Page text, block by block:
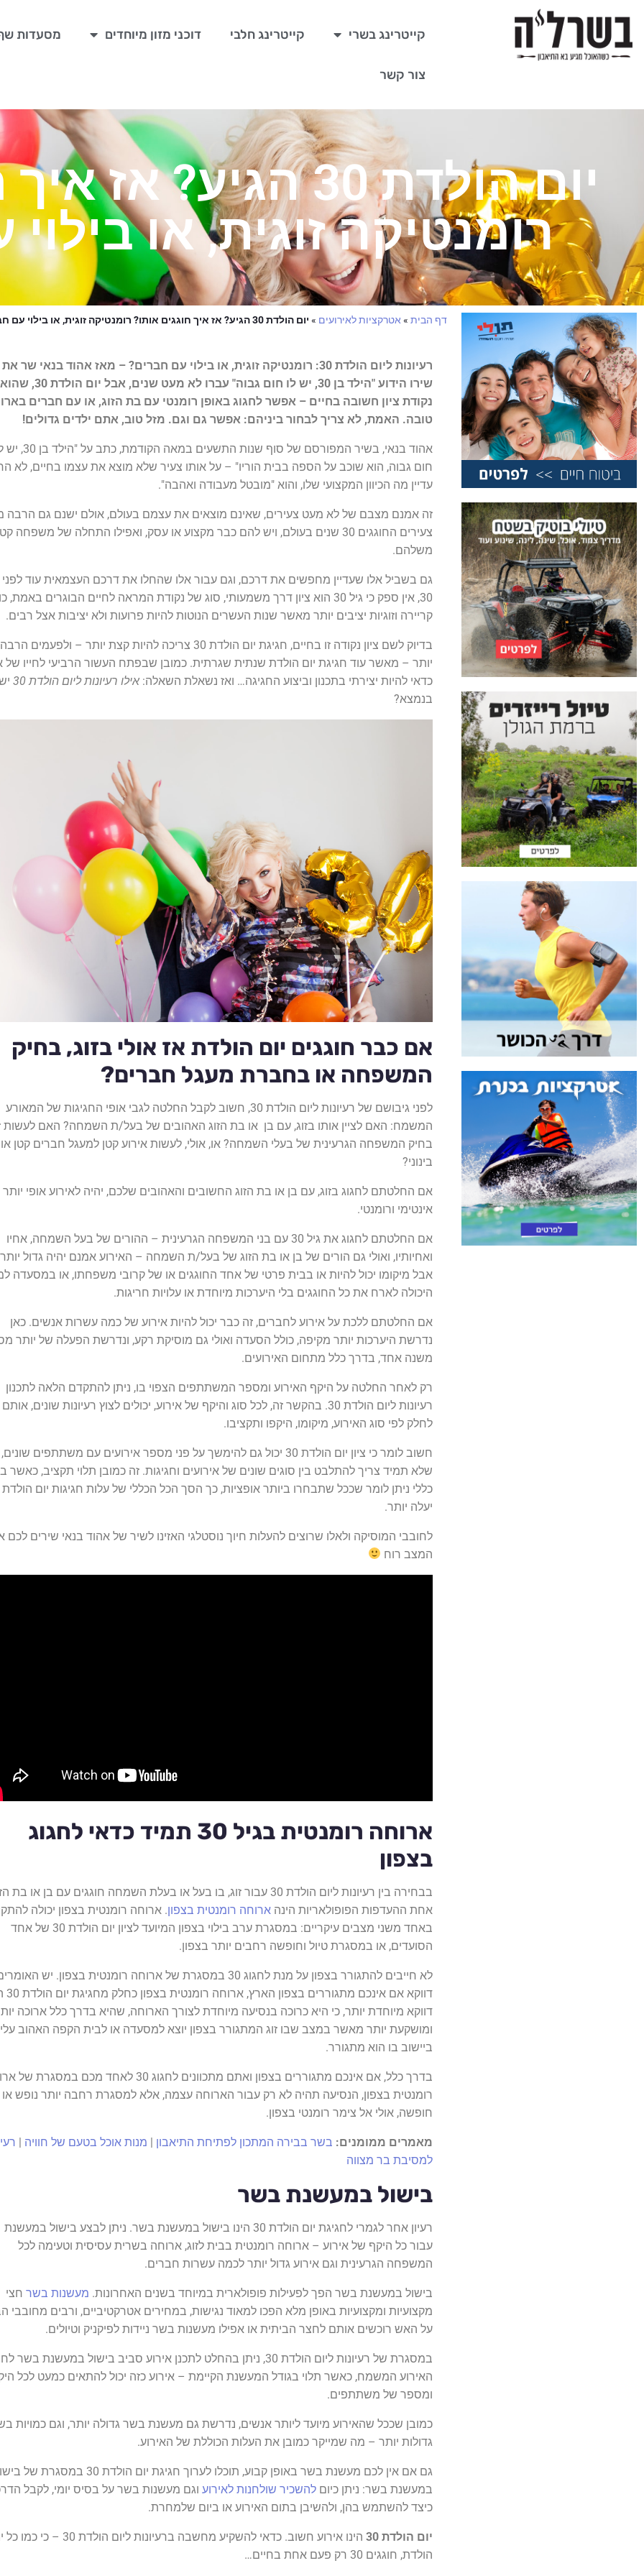
קייטרינג בשרי קייטרינג חלבי דוכני מזון מיוחדים מסעדות
צור קשר
יום הולדת 30 הגיע?
רומנטיקה זוגית, או
דף הבית» אטרקציות לאירועים » יום הולדת 30 הגיע? אז איך חוגגים אותו? רומנטיקה זוגית, או בילוי עם חברים?
רעיונות ליום הולדת 30: רומנטיקה זוגית, או בילוי עם חברים? –
מאז אהוד בנאי שר את
שירו הידוע "הילד בן 30, יש לו חום גבוה" עברו לא מעט שנים, אבל יום הולדת 30, שהוא
נקודת ציון חשובה בחיים – אפשר לחגוג באופן רומנטי עם בת הזוג, או עם חברים
טובה. האמת, לא צריך לבחור ביניהם: אפשר גם וגם. מזל טוב, אתם ילדים גדולים!
אהוד בנאי, בשיר המפורסם של סוף שנות התשעים במאה הקודמת, כתב
חום גבוה, הוא שוכב על הספה בבית הוריו" – על אותו צעיר שלא מוצא את עצמו בחיים, לא
עדיין מה הכיוון המקצועי שלו, והוא "מובטל מעבודה ואהבה".
זה אמנם מצבם של לא מעט צעירים, שאינם מוצאים את עצמם בעולם, אולם ישנם גם הרבה
צעירים החוגגים 30 שנים בעולם, ויש להם כבר מקצוע או עסק, ואפילו התחלה של משפחה
משלהם.
גם בשביל אלו שעדיין מחפשים את דרכם, וגם עבור אלו שהחלו את דרכם העצמאית עוד לפני
30, אין ספק כי גיל 30 הוא ציון דרך משמעותי, סוג של נקודת המראה לחיים הבוגרים באמת,
קריירה וזוגיות יציבים יותר מאשר שנות העשרים הנוטות להיות פרועות ולא יציבות אצל רבים.
בדיוק לשם ציון נקודה זו בחיים, חגיגת יום הולדת 30 צריכה להיות קצת יותר – ולפעמים הרבה
יותר – מאשר עוד חגיגת יום הולדת שנתית שגרתית. כמובן שבפתח העשור הרביעי לחייו של
כדאי להיות יצירתי בתכנון וביצוע החגיגה… ואז נשאלת השאלה: אילו רעיונות ליום הולדת 30
בנמצא?
אם כבר חוגגים יום הולדת אז אולי בזוג, בחיק
המשפחה או בחברת מעגל חברים?
לפני גיבושם של רעיונות ליום הולדת 30, חשוב לקבל החלטה לגבי אופי החגיגות של המאורע
המשמח: האם לציין אותו בזוג, עם בן או בת הזוג האהובים של בעל/ת השמחה? האם לעשות
בחיק המשפחה הגרעינית של בעלי השמחה? או, אולי, לעשות אירוע קטן למעגל חברים קטן או
בינוני?
אם החלטתם לחגוג בזוג, עם בן או בת הזוג החשובים והאהובים שלכם, יהיה לאירוע אופי יותר
אינטימי ורומנטי.
אם החלטתם לחגוג את גיל 30 עם בני המשפחה הגרעינית – ההורים של בעל השמחה, אחיו
ואחיותיו, ואולי גם הורים של בן או בת הזוג של בעל/ת השמחה – האירוע אמנם יהיה גדול
אבל מיקומו יכול להיות או בבית פרטי של אחד החוגגים או של קרובי משפחתו, או במסעדה
היכולה לארח את כל החוגגים בלי היערכות מיוחדת או עלויות חריגות.
אם החלטתם ללכת על אירוע לחברים, זה כבר יכול להיות אירוע של כמה עשרות אנשים. כאן
נדרשת היערכות יותר מקיפה, כולל הסעדה ואולי גם מוסיקת רקע, ונדרשת הפעלה של יותר
משנה אחד, בדרך כלל מתחום האירועים.
רק לאחר החלטה על היקף האירוע ומספר המשתתפים הצפוי בו, ניתן להתקדם הלאה לתכנון
רעיונות ליום הולדת 30. בהקשר זה, לכל סוג והיקף של אירוע, יכולים לצוץ רעיונות שונים,
לחלק לפי סוג האירוע, מיקומו, היקפו ותקציבו.
חשוב לומר כי ציון יום הולדת 30 יכול גם להימשך על פני מספר אירועים עם משתתפים
שלא תמיד צריך להתלבט בין סוגים שונים של אירועים וחגיגות. זה כמובן תלוי תקציב, כאשר
יעלה יותר.
לחובבי המוסיקה ולאלו שרוצים להעלות חיוך נוסטלגי האזינו לשיר של אהוד בנאי שירים לכם
המצב רוח
ארוחה רומנטית בגיל 30 תמיד כדאי לחגוג
בצפון
בבחירה בין רעיונות ליום הולדת 30 עבור זוג, בו בעל או בעלת השמחה חוגגים עם בן או בת
אחת ההעדפות הפופולאריות הינה ארוחה רומנטית בצפון. ארוחה רומנטית בצפון יכולה
באחד משני מצבים עיקריים: במסגרת ערב בילוי בצפון המיועד לציון יום הולדת 30 של אחד
הסועדים, או במסגרת טיול וחופשה רחבים יותר בצפון.
לא חייבים להתגורר בצפון על מנת לחגוג 30 במסגרת של ארוחה רומנטית בצפון. יש
דווקא אם אינכם
דווקא מיוחדת יותר, כי היא כרוכה בנסיעה מיוחדת לצורך הארוחה, שהיא בדרך כלל ארוכה
ומושקעת יותר מאשר במצב שבו זוג המתגורר בצפון יוצא למסעדה או לבית הקפה האהוב
ביישוב בו הוא מתגורר.
בדרך כלל, אם אינכם מתגוררים בצפון ואתם מתכוונים לחגוג 30 לאחד מכם
רומנטית בצפון, הנסיעה תהיה לא רק עבור הארוחה עצמה, אלא למסגרת רחבה יותר נופש או
חופשה, אולי אל צימר רומנטי בצפון.
מאמרים ממומנים: בשר בבירה המתכון לפתיחת התיאבון | מנות אוכל בטעם של חוויה |
למסיבת בר מצווה
בישול במעשנת בשר
רעיון אחר לגמרי לחגיגת יום הולדת 30 הינו בישול במעשנת בשר. ניתן לבצע בישול במעשנת
עבור כל היקף של אירוע – ארוחה רומנטית בבית לזוג, ארוחה בשרית עסיסית וטעימה לכל
המשפחה הגרעינית וגם אירוע גדול יותר לכמה עשרות חברים.
בישול במעשנת בשר הפך לפעילות פופולארית במיוחד בשנים האחרונות. מעשנות בשרחצי
מקצועיות ומקצועיות באופן מלא הפכו למאוד נגישות, במחירים אטרקטיביים, ורבים מחובבי
על האש רוכשים אותם לחצר הביתית או אפילו מעשנות בשר ניידות לפיקניק וטיולים.
במסגרת של רעיונות ליום הולדת 30, ניתן בהחלט לתכנן אירוע סביב בישול במעשנת בשר
האירוע המשמח, כאשר תלוי בגודל המעשנת הקיימת – אירוע כזה יכול להתאים כמעט לכל
ומספר של משתתפים.
כמובן שככל שהאירוע מיועד ליותר אנשים, נדרשת גם מעשנת בשר גדולה יותר, וגם כמויות
גדולות יותר – מה שמייקר כמובן את העלות הכוללת של האירוע.
גם אם אין לכם מעשנת בשר באופן קבוע, תוכלו לערוך חגיגת יום הולדת 30 במסגרת
במעשנת בשר: ניתן כיום להשכיר שולחנות לאירועוגם מעשנות בשר על בסיס יומי, לקבל
כיצד להשתמש בהן, ולהשיבן בתום האירוע או ביום שלמחרת.
יום הולדת 30
הינו אירוע חשוב. כדאי להשקיע מחשבה ברעיונות ליום הולדת 30 –
הולדת, חוגגים 30 רק פעם אחת בחיים…